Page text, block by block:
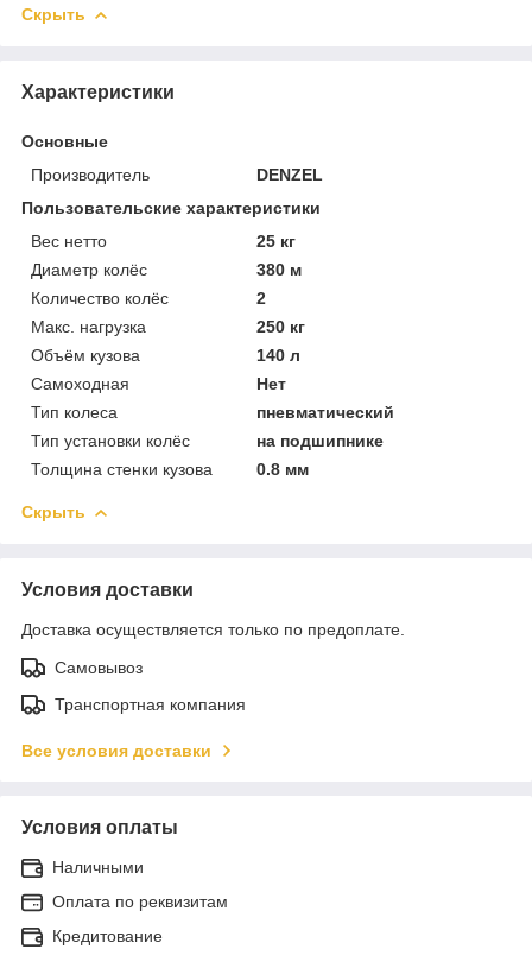
Скрыть
Характеристики
Основные
Производитель
DENZEL
Пользовательские характеристики
Вес нетто
25 кг
Диаметр колёс
380 м
Количество колёс
2
Макс. нагрузка
250 кг
Объём кузова
140 л
Самоходная
Нет
Тип колеса
пневматический
Тип установки колёс
на подшипнике
Толщина стенки кузова
0.8 мм
Скрыть
Условия доставки
Доставка осуществляется только по предоплате.
Самовывоз
Транспортная компания
Все условия доставки
Условия оплаты
Наличными
Оплата по реквизитам
Кредитование